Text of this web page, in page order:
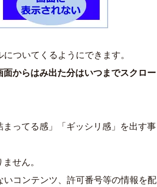
ついてくるようにできます。
からはみ出た分はいつまでスクロー
ってる感」「ギッシリ感」を出す事
せん。
コンテンツ、許可番号等の情報を配